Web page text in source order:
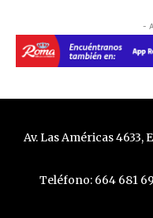
-
Av. Las Américas 4633,
Teléfono: 664 681